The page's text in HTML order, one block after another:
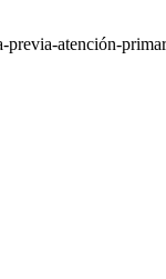
previa-atención-